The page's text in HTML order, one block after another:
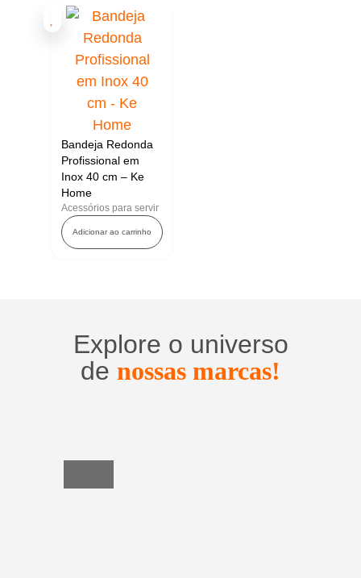
Bandeja Redonda
Profissional em
Inox 40 cm – Ke
Home
Acessórios para servir
Adicionar ao carrinho
Explore o universo
de nossas marcas!